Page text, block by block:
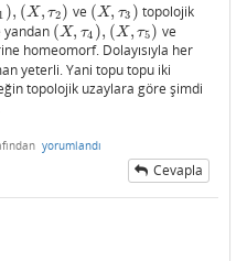
1 ), (X, τ2)
(X,τ2) ve (X, τ3 )
(X,τ3)
topolojik
yandan ( X, τ4 ),
(X,τ4), (X, τ5)
(X,τ5)
ve
homeomorf. Dolayısıyla her
yeterli. Yani topu topu iki
topolojik uzaylara göre şimdi
yorumlandı
Cevapla